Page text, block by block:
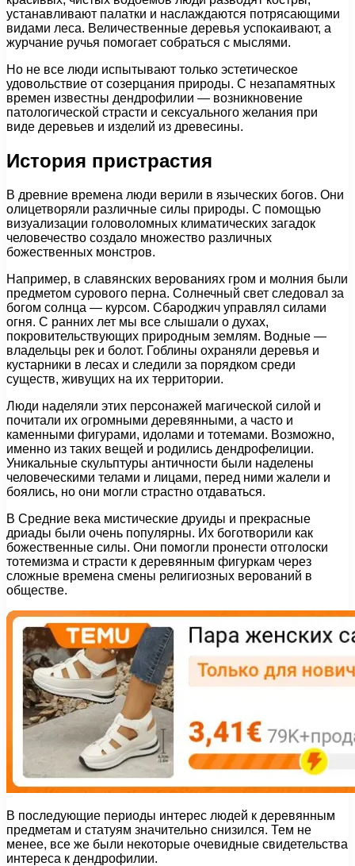
устанавливают палатки и наслаждаются потрясающими
видами леса. Величественные деревья успокаивают, а
журчание ручья помогает собраться с мыслями.
Но не все люди испытывают только эстетическое
удовольствие от созерцания природы. С незапамятных
времен известны дендрофилии — возникновение
патологической страсти и сексуального желания при
виде деревьев и изделий из древесины.
История пристрастия
В древние времена люди верили в языческих богов. Они
олицетворяли различные силы природы. С помощью
визуализации головоломных климатических загадок
человечество создало множество различных
божественных монстров.
Например, в славянских верованиях гром и молния были
предметом сурового перна. Солнечный свет следовал за
богом солнца — курсом. Сбароджич управлял силами
огня. С ранних лет мы все слышали о духах,
покровительствующих природным землям. Водные —
владельцы рек и болот. Гоблины охраняли деревья и
кустарники в лесах и следили за порядком среди
существ, живущих на их территории.
Люди наделяли этих персонажей магической силой и
почитали их огромными деревянными, а часто и
каменными фигурами, идолами и тотемами. Возможно,
именно из таких вещей и родились дендрофелиции.
Уникальные скульптуры античности были наделены
человеческими телами и лицами, перед ними жалели и
боялись, но они могли страстно отдаваться.
В Средние века мистические друиды и прекрасные
дриады были очень популярны. Их боготворили как
божественные силы. Они помогли пронести отголоски
тотемизма и страсти к деревянным фигуркам через
сложные времена смены религиозных верований в
обществе.
В последующие периоды интерес людей к деревянным
предметам и статуям значительно снизился. Тем не
менее, все же были некоторые очевидные свидетельства
интереса к дендрофилии.